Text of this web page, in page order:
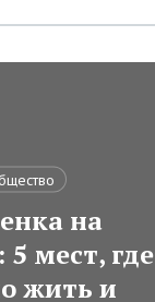
на
5 мест, где
жить и